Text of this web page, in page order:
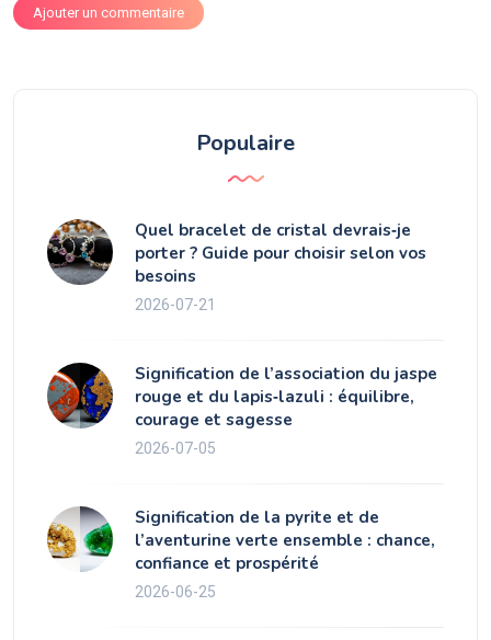
Ajouter un commentaire
Populaire
Quel bracelet de cristal devrais‑je
porter ? Guide pour choisir selon vos
besoins
2026-07-21
Signification de l’association du jaspe
rouge et du lapis‑lazuli : équilibre,
courage et sagesse
2026-07-05
Signification de la pyrite et de
l’aventurine verte ensemble : chance,
confiance et prospérité
2026-06-25